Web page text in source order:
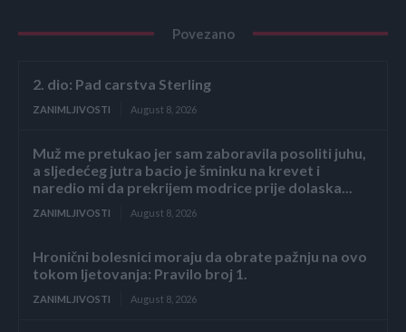
Povezano
2. dio: Pad carstva Sterling
ZANIMLJIVOSTI August 8, 2026
Muž me pretukao jer sam zaboravila posoliti juhu,
a sljedećeg jutra bacio je šminku na krevet i
naredio mi da prekrijem modrice prije dolaska...
ZANIMLJIVOSTI August 8, 2026
Hronični bolesnici moraju da obrate pažnju na ovo
tokom ljetovanja: Pravilo broj 1.
ZANIMLJIVOSTI August 8, 2026